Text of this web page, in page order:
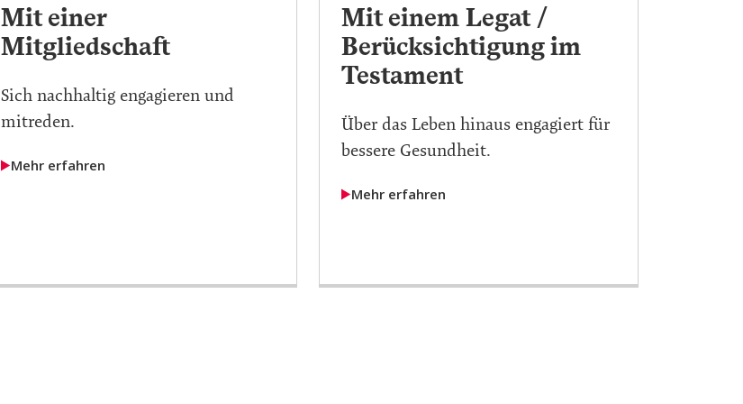
Mit einer
Mitgliedschaft
Sich nachhaltig engagieren und
mitreden.
Mehr erfahren
Mit einem Legat /
Berücksichtigung im
Testament
Über das Leben hinaus engagiert für
bessere Gesundheit.
Mehr erfahren